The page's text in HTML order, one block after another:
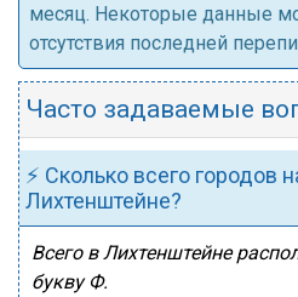
месяц. Некоторые данные
отсутствия последней
Часто задаваемые
⚡ Сколько всего городов
Лихтенштейне?
Всего в Лихтенштейне
букву Ф.